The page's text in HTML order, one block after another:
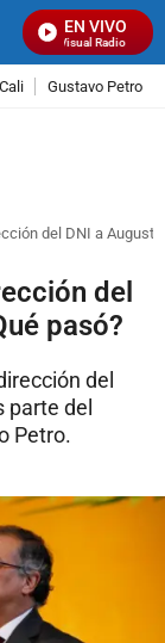
EN VIVO
Señal Visual Radio
Cali Gustavo Petro
del DNI a Augusto
del
pasó?
del
parte del
Petro.